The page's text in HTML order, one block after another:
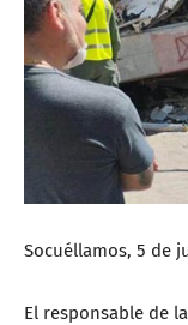
Socuéllamos, 5 de
El responsable de la